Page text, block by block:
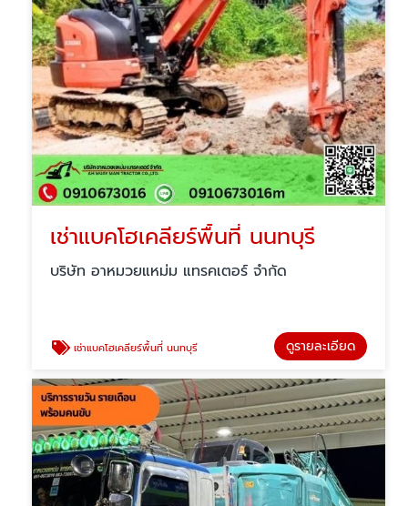
เช่าแบคโฮเคลียร์พื้นที่ นนทบุรี
บริษัท อาหมวยแหม่ม แทรคเตอร์ จำกัด
เช่าแบคโฮเคลียร์พื้นที่ นนทบุรี ดูรายละเอียด